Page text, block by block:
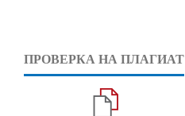
ПРОВЕРКА НА ПЛАГИАТ